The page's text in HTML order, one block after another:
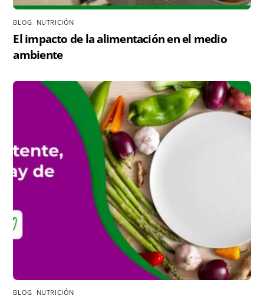
BLOG NUTRICIÓN
El impacto de la alimentación en el medio
ambiente
BLOG NUTRICIÓN